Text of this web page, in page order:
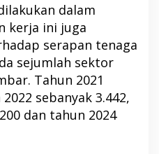
dalam
kerja ini juga
serapan tenaga
sejumlah sektor
Tahun 2021
sebanyak 3.442,
dan tahun 2024